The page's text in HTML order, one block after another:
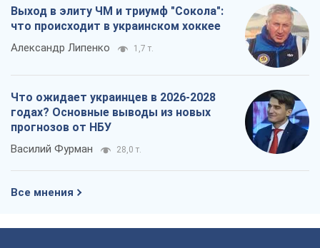
Выход в элиту ЧМ и триумф "Сокола":
что происходит в украинском хоккее
Александр Липенко 1,7 т.
Что ожидает украинцев в 2026-2028
годах? Основные выводы из новых
прогнозов от НБУ
Василий Фурман 28,0 т.
Все мнения